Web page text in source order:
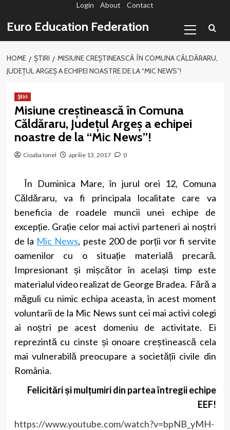
conținut
Login About Contact
Euro Education Federation
Menu
HOME ȘTIRI
MISIUNE CREȘTINEASCĂ ÎN COMUNA CĂLDĂRARU,
JUDEȚUL ARGEȘ A ECHIPEI NOASTRE DE LA “MIC NEWS”!
Știri
Misiune creștinească în Comuna
Căldăraru, Județul Argeș a echipei
noastre de la “Mic News”!
Cioaba Ionel aprilie 13, 2017 0
În Duminica Mare, în jurul orei 12, Comuna
Căldăraru, va fi principala localitate care va
beneficia de roadele muncii unei echipe de
excepție. Grație celor mai activi parteneri ai noștri
de la Mic News, peste 200 de porții vor fi servite
oamenilor cu o situație materială precară.
Impresionant și mișcător în același timp este
materialul video realizat de George Bradea. Fără a
măguli cu nimic echipa aceasta, în acest moment
voluntarii de la Mic News sunt cei mai activi colegi
ai noștri pe acest domeniu de activitate. Ei
reprezintă cu cinste și onoare creștinească cela
mai vulnerabilă preocupare a societății civile din
România.
Felicitări și mulțumiri din partea întregii echipe
EEF!
https://www.youtube.com/watch?v=bpNB_yMH-